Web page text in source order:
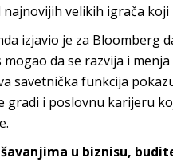
najnovijih velikih igrača
izjavio je za Bloomberg
da se razvija i
savetnička funkcija
gradi i poslovnu karijeru
u biznisu,